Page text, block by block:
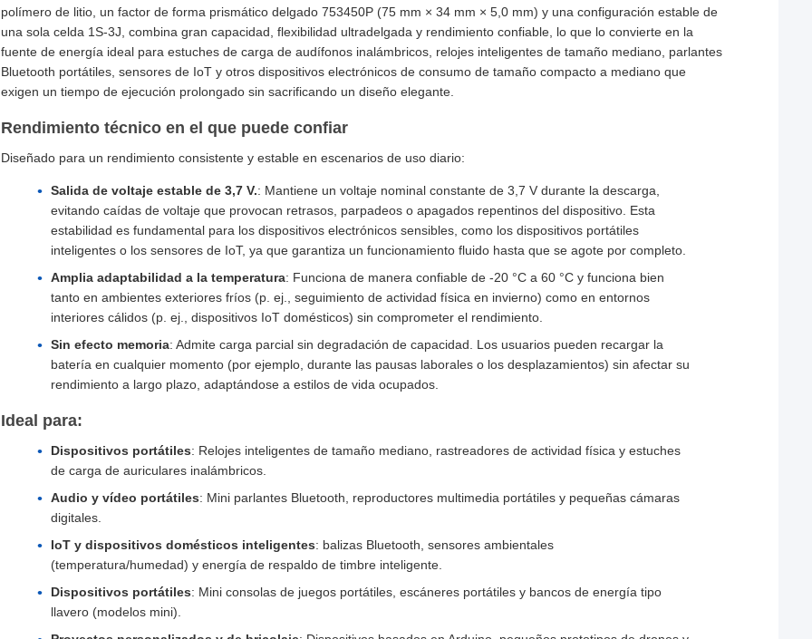
polímero de litio, un factor de forma prismático delgado 753450P (75 mm × 34 mm × 5,0 mm) y una configuración estable de
una sola celda 1S-3J, combina gran capacidad, flexibilidad ultradelgada y rendimiento confiable, lo que lo convierte en la
fuente de energía ideal para estuches de carga de audífonos inalámbricos, relojes inteligentes de tamaño mediano, parlantes
Bluetooth portátiles, sensores de IoT y otros dispositivos electrónicos de consumo de tamaño compacto a mediano que
exigen un tiempo de ejecución prolongado sin sacrificando un diseño elegante.
Rendimiento técnico en el que puede confiar
Diseñado para un rendimiento consistente y estable en escenarios de uso diario:
Salida de voltaje estable de 3,7 V.: Mantiene un voltaje nominal constante de 3,7 V durante la descarga,
evitando caídas de voltaje que provocan retrasos, parpadeos o apagados repentinos del dispositivo. Esta
estabilidad es fundamental para los dispositivos electrónicos sensibles, como los dispositivos portátiles
inteligentes o los sensores de IoT, ya que garantiza un funcionamiento fluido hasta que se agote por completo.
Amplia adaptabilidad a la temperatura: Funciona de manera confiable de -20 °C a 60 °C y funciona bien
tanto en ambientes exteriores fríos (p. ej., seguimiento de actividad física en invierno) como en entornos
interiores cálidos (p. ej., dispositivos IoT domésticos) sin comprometer el rendimiento.
Sin efecto memoria: Admite carga parcial sin degradación de capacidad. Los usuarios pueden recargar la
batería en cualquier momento (por ejemplo, durante las pausas laborales o los desplazamientos) sin afectar su
rendimiento a largo plazo, adaptándose a estilos de vida ocupados.
Ideal para:
Dispositivos portátiles: Relojes inteligentes de tamaño mediano, rastreadores de actividad física y estuches
de carga de auriculares inalámbricos.
Audio y vídeo portátiles: Mini parlantes Bluetooth, reproductores multimedia portátiles y pequeñas cámaras
digitales.
IoT y dispositivos domésticos inteligentes: balizas Bluetooth, sensores ambientales
(temperatura/humedad) y energía de respaldo de timbre inteligente.
Dispositivos portátiles: Mini consolas de juegos portátiles, escáneres portátiles y bancos de energía tipo
llavero (modelos mini).